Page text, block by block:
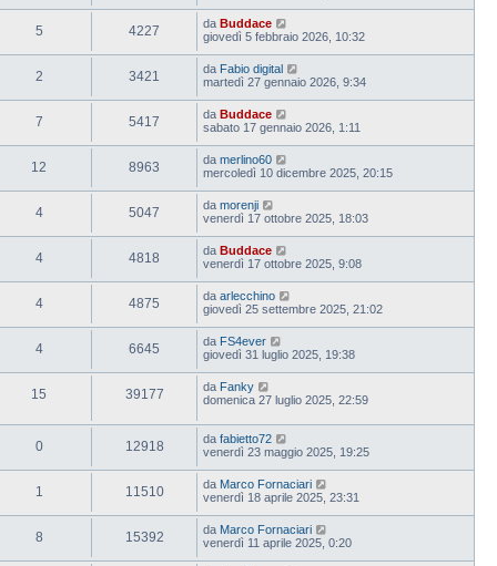
5 4227 da Buddace
giovedì 5 febbraio 2026, 10:32
2 3421 da Fabio digital
martedì 27 gennaio 2026, 9:34
7 5417 da Buddace
sabato 17 gennaio 2026, 1:11
12 8963 da merlino60
mercoledì 10 dicembre 2025, 20:15
4 5047 da morenji
venerdì 17 ottobre 2025, 18:03
4 4818 da Buddace
venerdì 17 ottobre 2025, 9:08
4 4875 da arlecchino
giovedì 25 settembre 2025, 21:02
4 6645 da FS4ever
giovedì 31 luglio 2025, 19:38
15 39177 da Fanky
domenica 27 luglio 2025, 22:59
0 12918 da fabietto72
venerdì 23 maggio 2025, 19:25
1 11510 da Marco Fornaciari
venerdì 18 aprile 2025, 23:31
8 15392 da Marco Fornaciari
venerdì 11 aprile 2025, 0:20